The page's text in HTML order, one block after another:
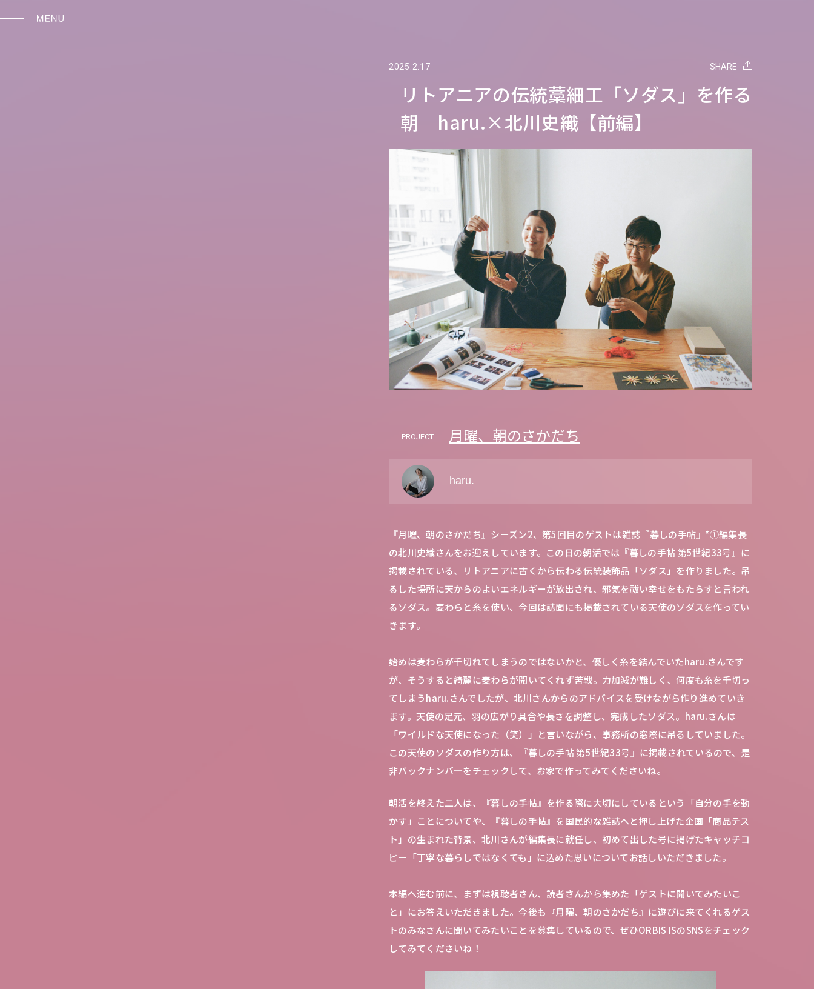
2025.2.17 SHARE
リトアニアの伝統藁細工「ソダス」を作る
朝 haru.×北川史織【前編】
PROJECT 月曜、朝のさかだち
haru.
『月曜、朝のさかだち』シーズン2、第5回目のゲストは雑誌『暮しの手帖』*①編集長
の北川史織さんをお迎えしています。この日の朝活では『暮しの手帖 第5世紀33号』に
掲載されている、リトアニアに古くから伝わる伝統装飾品「ソダス」を作りました。吊
るした場所に天からのよいエネルギーが放出され、邪気を祓い幸せをもたらすと言われ
るソダス。麦わらと糸を使い、今回は誌面にも掲載されている天使のソダスを作ってい
きます。
始めは麦わらが千切れてしまうのではないかと、優しく糸を結んでいたharu.さんです
が、そうすると綺麗に麦わらが開いてくれず苦戦。力加減が難しく、何度も糸を千切っ
てしまうharu.さんでしたが、北川さんからのアドバイスを受けながら作り進めていき
ます。天使の足元、羽の広がり具合や長さを調整し、完成したソダス。haru.さんは
「ワイルドな天使になった（笑）」と言いながら、事務所の窓際に吊るしていました。
この天使のソダスの作り方は、『暮しの手帖 第5世紀33号』に掲載されているので、是
非バックナンバーをチェックして、お家で作ってみてくださいね。
朝活を終えた二人は、『暮しの手帖』を作る際に大切にしているという「自分の手を動
かす」ことについてや、『暮しの手帖』を国民的な雑誌へと押し上げた企画「商品テス
ト」の生まれた背景、北川さんが編集長に就任し、初めて出した号に掲げたキャッチコ
ピー「丁寧な暮らしではなくても」に込めた思いについてお話しいただきました。
本編へ進む前に、まずは視聴者さん、読者さんから集めた「ゲストに聞いてみたいこ
と」にお答えいただきました。今後も『月曜、朝のさかだち』に遊びに来てくれるゲス
トのみなさんに聞いてみたいことを募集しているので、ぜひORBIS ISのSNSをチェック
してみてくださいね！